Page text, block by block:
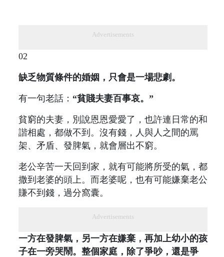
Advertisements
02
缺乏物質條件的婚姻，只會是一場悲劇。
有一句老話： “貧賤夫妻百事哀。”
貧窮的夫妻，別說恩恩愛愛了，也許連日常的和
諧相處，都做不到。沒有錢，人與人之間的罵
架、矛盾、發脾氣，就會層出不窮。
老公辛苦一天回到家，就有可能將所受的氣，都
撒到老婆的頭上。而老婆呢，也有可能嫌棄老公
賺不到錢，過分窩囊。
Advertisements
一方在發脾氣，另一方在嫌棄，再加上幼小的孩
子在一旁哭鬧。整個家庭，除了爭吵，還是爭